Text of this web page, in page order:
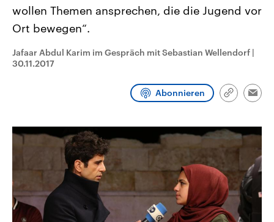
Libanon vom Iran
Sendungen
Audio-Archiv
wollen Themen ansprechen, die die Jugend vor
Ort bewegen“.
Jafaar Abdul Karim im Gespräch mit Sebastian Wellendorf |
30.11.2017
Abonnieren
Link